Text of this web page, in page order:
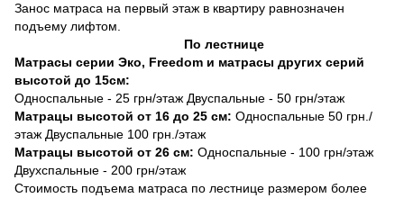
Занос матраса на первый этаж в квартиру равнозначен
подъему лифтом.
По лестнице
Матрасы серии Эко, Freedom и матрасы других серий
высотой до 15см:
Односпальные - 25 грн/этаж Двуспальные - 50 грн/этаж
Матрацы высотой от 16 до 25 см: Односпальные 50 грн./
этаж Двуспальные 100 грн./этаж
Матрацы высотой от 26 см: Односпальные - 100 грн/этаж
Двухспальные - 200 грн/этаж
Стоимость подъема матраса по лестнице размером более